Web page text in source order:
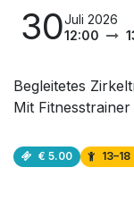
30Juli 2026
12:00
Begleitetes
Mit
€ 5.00 13–18